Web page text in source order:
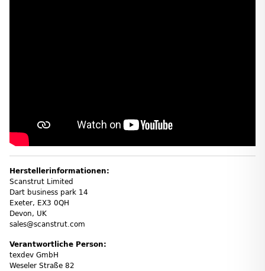
Herstellerinformationen:
Scanstrut Limited
Dart business park 14
Exeter, EX3 0QH
Devon, UK
sales@scanstrut.com
Verantwortliche Person:
texdev GmbH
Weseler Straße 82